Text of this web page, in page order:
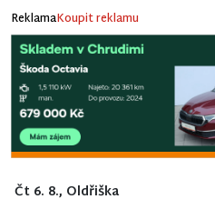
ReklamaKoupit reklamu
Čt 6. 8., Oldřiška